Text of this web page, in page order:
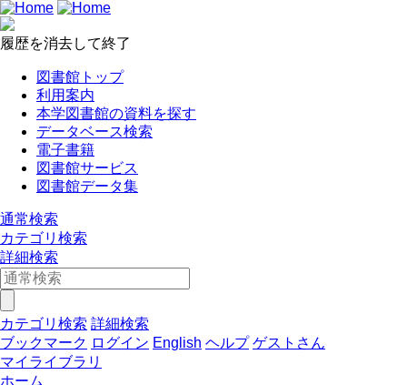
履歴を消去して終了
図書館トップ
利用案内
本学図書館の資料を探す
データベース検索
電子書籍
図書館サービス
図書館データ集
通常検索
カテゴリ検索
詳細検索
カテゴリ検索 詳細検索
ブックマーク ログイン English ヘルプ ゲストさん
マイライブラリ
ホーム